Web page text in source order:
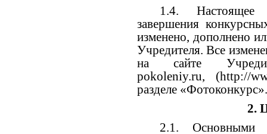
1.4. Настоящее
завершения
изменено, дополнено
Учредителя. Все
на сайте
pokoleniy.ru, (http://
разделе «Фотоконкурс».
2.
2.1. Основными